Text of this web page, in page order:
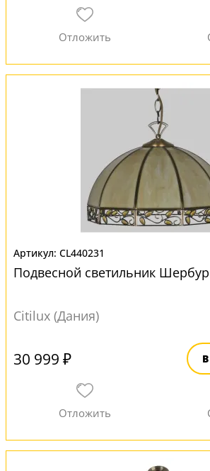
CL440231
Подвесной светильник
Citilux (Дания)
30 999 ₽